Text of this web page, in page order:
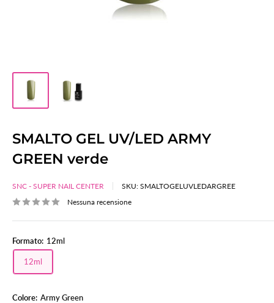
SMALTO GEL UV/LED ARMY
GREEN verde
SNC - SUPER NAIL CENTER SKU: SMALTOGELUVLEDARGREE
Nessuna recensione
Formato: 12ml
12ml
Colore: Army Green